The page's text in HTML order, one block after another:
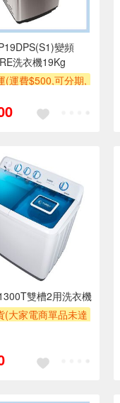
變頻
洗衣機19Kg
(運費$500,可分期,
用6期以上分期0利
雙槽2用洗衣機
(大家電商單品未達
聯絡報價為主)